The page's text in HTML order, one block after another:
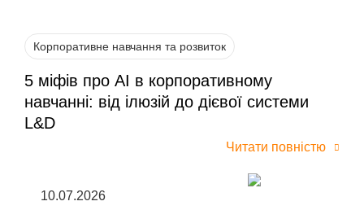
Корпоративне навчання та розвиток
5 міфів про AI в корпоративному
навчанні: від ілюзій до дієвої системи
L&D
Читати повністю
10.07.2026